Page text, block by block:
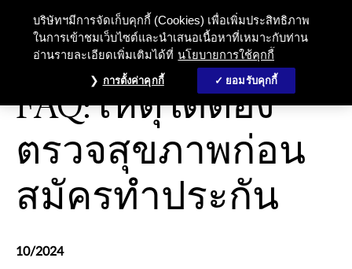
FAQ: เหตุใดต้อง
ตรวจสุขภาพก่อน
สมัครทำประกัน
10/2024
บริษัทฯมีการจัดเก็บคุกกี้ (Cookies) เพื่อเพิ่มประสิทธิภาพ
ในการเข้าชมเว็บไซต์และนำเสนอเนื้อหาที่เหมาะกับท่าน
อ่านรายละเอียดเพิ่มเติมได้ที่ นโยบายการใช้คุกกี้
การตั้งค่าคุกกี้ ยอมรับคุกกี้